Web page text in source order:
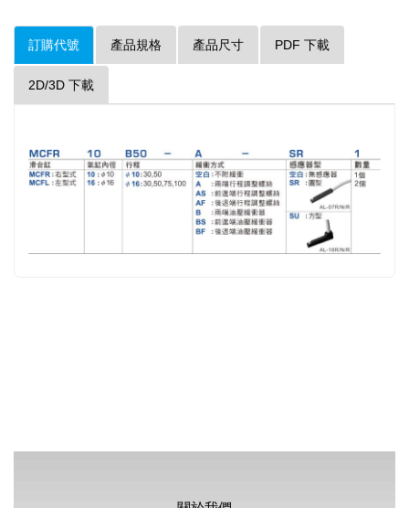
訂購代號 產品規格 產品尺寸 PDF 下載
2D/3D 下載